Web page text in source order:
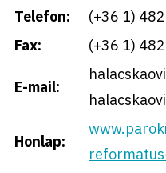
Telefon:
(+36 1)
Fax:
(+36 1)
E-mail:
Honlap: